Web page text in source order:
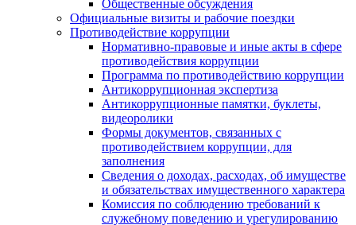
Общественные обсуждения
Официальные визиты и рабочие поездки
Противодействие коррупции
Нормативно-правовые и иные акты в сфере
противодействия коррупции
Программа по противодействию коррупции
Антикоррупционная экспертиза
Антикоррупционные памятки, буклеты,
видеоролики
Формы документов, связанных с
противодействием коррупции, для
заполнения
Сведения о доходах, расходах, об имуществе
и обязательствах имущественного характера
Комиссия по соблюдению требований к
служебному поведению и урегулированию